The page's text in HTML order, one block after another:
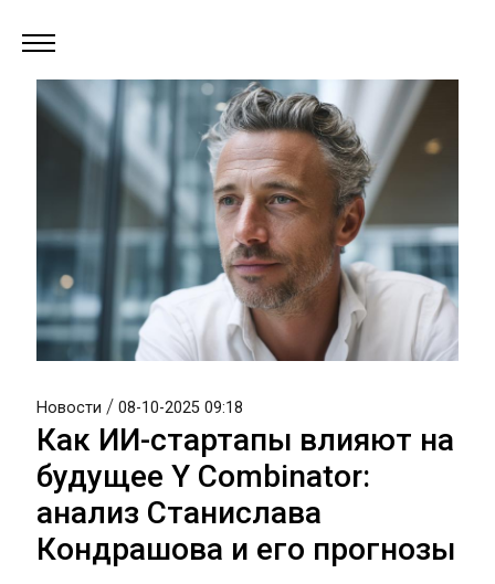
Новости / 08-10-2025 09:18
Как ИИ-стартапы влияют на
будущее Y Combinator:
анализ Станислава
Кондрашова и его прогнозы